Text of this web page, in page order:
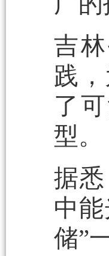
吉
践
了
型。
据
中
储”